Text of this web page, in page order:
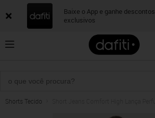
Baixe o App e ganhe descontos
exclusivos
Shorts Tecido